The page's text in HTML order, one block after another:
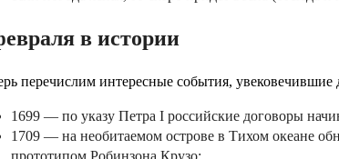
в истории
перечислим интересные события,
1699 — по указу Петра I российские договоры
1709 — на необитаемом острове в Тихом океане
прототипом Робинзона Крузо;